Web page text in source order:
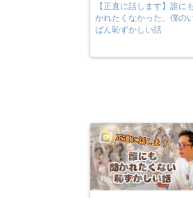
【正直に話します】誰に
かれたくなかった、僕の
ばん恥ずかしい話